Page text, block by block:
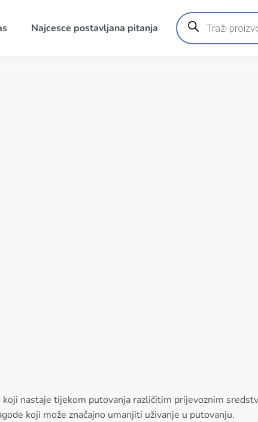
Najcesce postavljana pitanja
Products
search
nastaje tijekom putovanja različitim prijevoznim
koji može značajno umanjiti uživanje u putovanju.